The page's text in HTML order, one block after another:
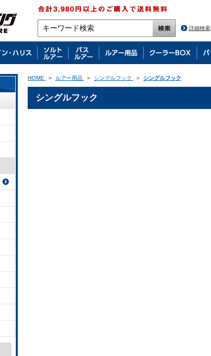
詳細検索
HOME > ルアー用品 > シングルフック > シングルフック
シングルフック